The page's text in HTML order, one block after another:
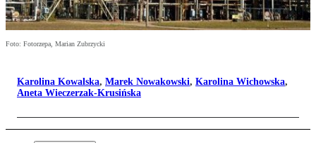
Foto: Fotorzepa, Marian Zubrzycki
Karolina Kowalska, Marek Nowakowski, Karolina Wichowska,
Aneta Wieczerzak-Krusińska